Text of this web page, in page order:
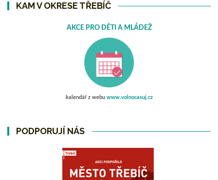
KAM V OKRESE TŘEBÍČ
AKCE PRO DĚTI A MLÁDEŽ
kalendář z webu www.volnocasuj.cz
PODPORUJÍ NÁS